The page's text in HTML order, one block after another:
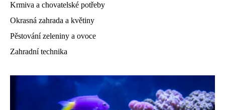
Krmiva a chovatelské potřeby
Okrasná zahrada a květiny
Pěstování zeleniny a ovoce
Zahradní technika